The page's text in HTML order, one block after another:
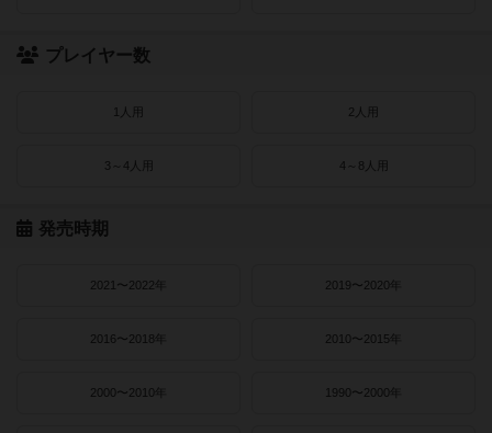
プレイヤー数
1人用 2人用
3～4人用 4～8人用
発売時期
2021〜2022年 2019〜2020年
2016〜2018年 2010〜2015年
2000〜2010年 1990〜2000年